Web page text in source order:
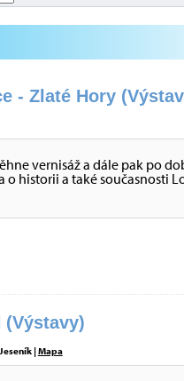
- Zlaté Hory
vernisáž a dále pak po
historii a také současnosti
(Výstavy)
|Mapa